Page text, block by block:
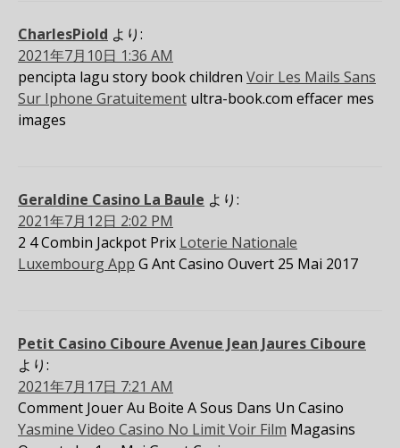
CharlesPiold より:
2021年7月10日 1:36 AM
pencipta lagu story book children Voir Les Mails Sans
Sur Iphone Gratuitement ultra-book.com effacer mes
images
Geraldine Casino La Baule より:
2021年7月12日 2:02 PM
2 4 Combin Jackpot Prix Loterie Nationale
Luxembourg App G Ant Casino Ouvert 25 Mai 2017
Petit Casino Ciboure Avenue Jean Jaures Ciboure
より:
2021年7月17日 7:21 AM
Comment Jouer Au Boite A Sous Dans Un Casino
Yasmine Video Casino No Limit Voir Film Magasins